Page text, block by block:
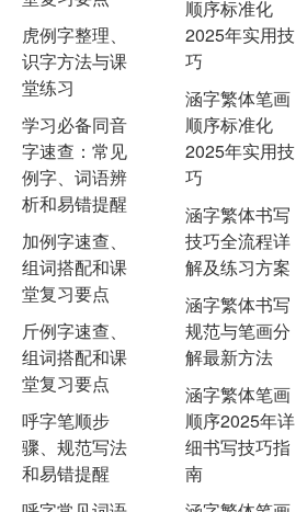
虎例字整理、
识字方法与课
堂练习
学习必备同音
字速查：常见
例字、词语辨
析和易错提醒
加例字速查、
组词搭配和课
堂复习要点
斤例字速查、
组词搭配和课
堂复习要点
呼字笔顺步
骤、规范写法
和易错提醒
顺序标准化
2025年实用技
巧
涵字繁体笔画
顺序标准化
2025年实用技
巧
涵字繁体书写
技巧全流程详
解及练习方案
涵字繁体书写
规范与笔画分
解最新方法
涵字繁体笔画
顺序2025年详
细书写技巧指
南